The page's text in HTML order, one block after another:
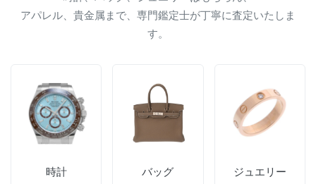
アパレル、貴金属まで、専門鑑定士が丁寧に査定いたしま
す。
時計 バッグ ジュエリー